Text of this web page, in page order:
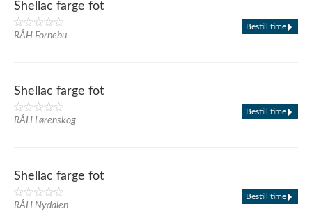
Shellac farge fot
RÅH Fornebu
Bestill time
Shellac farge fot
RÅH Lørenskog
Bestill time
Shellac farge fot
RÅH Nydalen
Bestill time